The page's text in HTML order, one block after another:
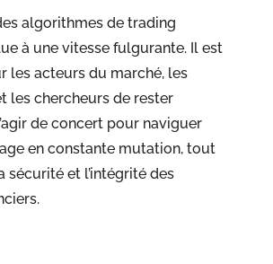
algorithmes de trading
à une vitesse fulgurante. Il est
les acteurs du marché, les
les chercheurs de rester
de concert pour naviguer
en constante mutation, tout
sécurité et l’intégrité des